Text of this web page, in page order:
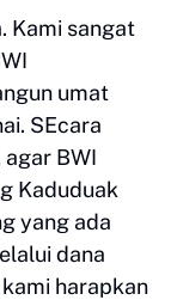
Kami sangat
umat
SEcara
BWI
Kaduduak
yang ada
dana
harapkan